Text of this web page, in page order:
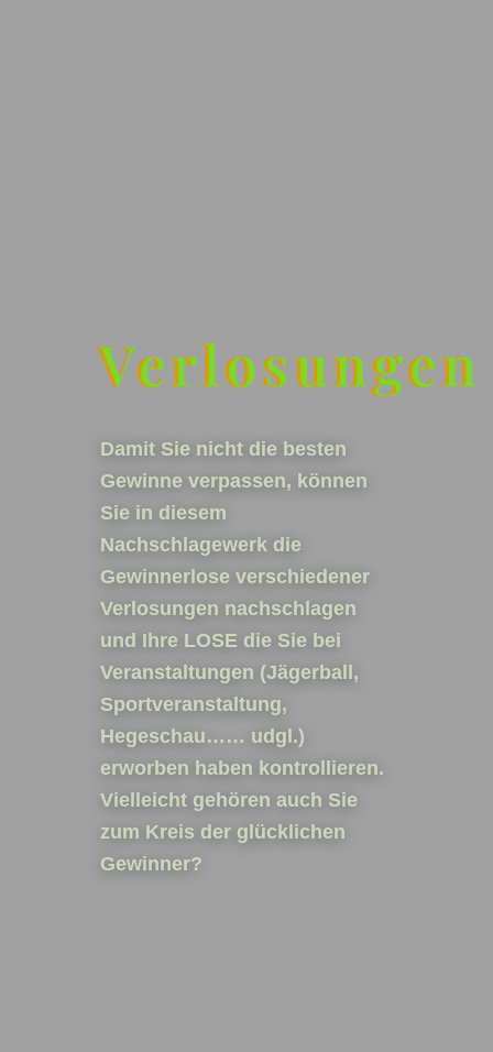
Verlosungen
Damit Sie nicht die besten
Gewinne verpassen, können
Sie in diesem
Nachschlagewerk die
Gewinnerlose verschiedener
Verlosungen nachschlagen
und Ihre LOSE die Sie bei
Veranstaltungen (Jägerball,
Sportveranstaltung,
Hegeschau…… udgl.)
erworben haben kontrollieren.
Vielleicht gehören auch Sie
zum Kreis der glücklichen
Gewinner?